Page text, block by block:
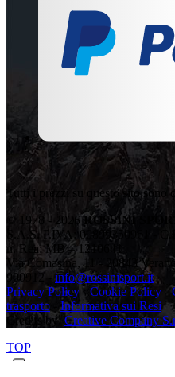
Tutti i prezzi su questo sito sono
© 1978 - 2026ROSSINI
S.A.S. P.IVA: 00899350961 -
n. Rea: MB – 1210641
Via Comasina, 11 - 20843
900912 - info@rossinisport.it
Privacy Policy -Cookie Policy -
trasporto - Informativa sui Resi
Credits by: Creative Company
TOP